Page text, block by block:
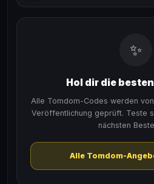
✨
Hol dir die
Alle Tomdom-Codes werden
Veröffentlichung geprüft. Teste
nächsten
Alle Tomdom-